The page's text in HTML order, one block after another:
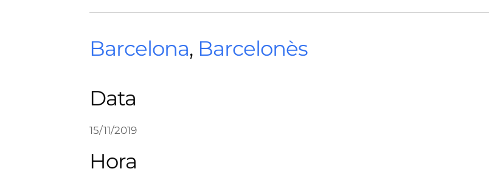
Barcelona, Barcelonès
Data
15/11/2019
Hora